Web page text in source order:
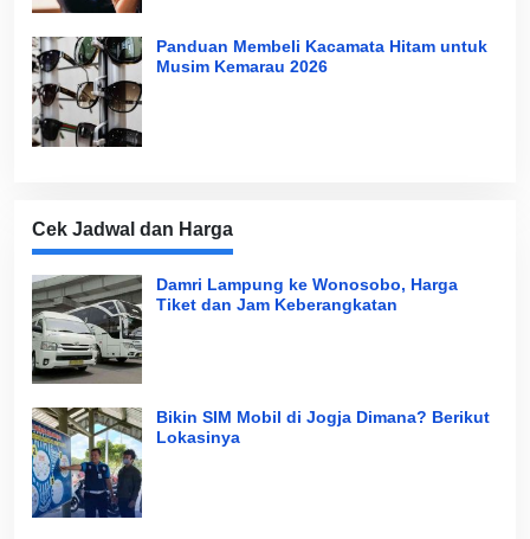
Panduan Membeli Kacamata Hitam untuk
Musim Kemarau 2026
Cek Jadwal dan Harga
Damri Lampung ke Wonosobo, Harga
Tiket dan Jam Keberangkatan
Bikin SIM Mobil di Jogja Dimana? Berikut
Lokasinya